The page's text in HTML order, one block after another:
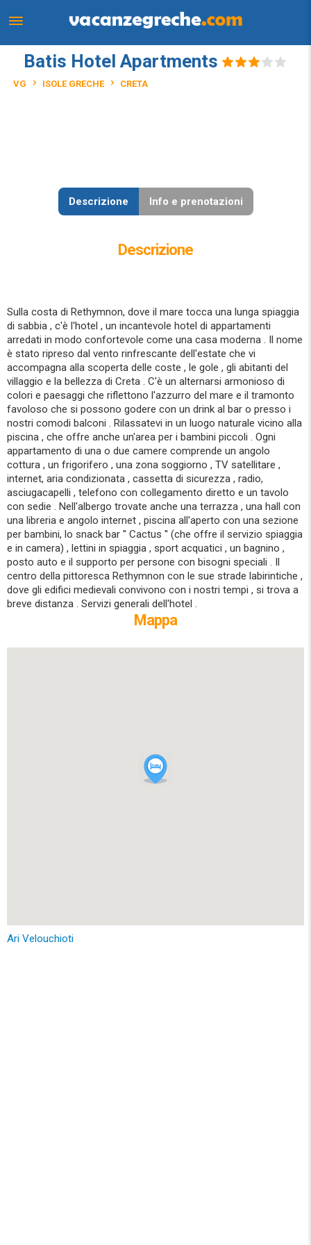
Batis Hotel Apartments
VG ISOLE GRECHE CRETA
Descrizione Info e prenotazioni
Descrizione
Sulla costa di Rethymnon, dove il mare tocca una lunga spiaggia
di sabbia , c'è l'hotel , un incantevole hotel di appartamenti
arredati in modo confortevole come una casa moderna . Il nome
è stato ripreso dal vento rinfrescante dell'estate che vi
accompagna alla scoperta delle coste , le gole , gli abitanti del
villaggio e la bellezza di Creta . C'è un alternarsi armonioso di
colori e paesaggi che riflettono l'azzurro del mare e il tramonto
favoloso che si possono godere con un drink al bar o presso i
nostri comodi balconi . Rilassatevi in un luogo naturale vicino alla
piscina , che offre anche un'area per i bambini piccoli . Ogni
appartamento di una o due camere comprende un angolo
cottura , un frigorifero , una zona soggiorno , TV satellitare ,
internet, aria condizionata , cassetta di sicurezza , radio,
asciugacapelli , telefono con collegamento diretto e un tavolo
con sedie . Nell'albergo trovate anche una terrazza , una hall con
una libreria e angolo internet , piscina all'aperto con una sezione
per bambini, lo snack bar '' Cactus '' (che offre il servizio spiaggia
e in camera) , lettini in spiaggia , sport acquatici , un bagnino ,
posto auto e il supporto per persone con bisogni speciali . Il
centro della pittoresca Rethymnon con le sue strade labirintiche ,
dove gli edifici medievali convivono con i nostri tempi , si trova a
breve distanza . Servizi generali dell'hotel .
Mappa
Ari Velouchioti